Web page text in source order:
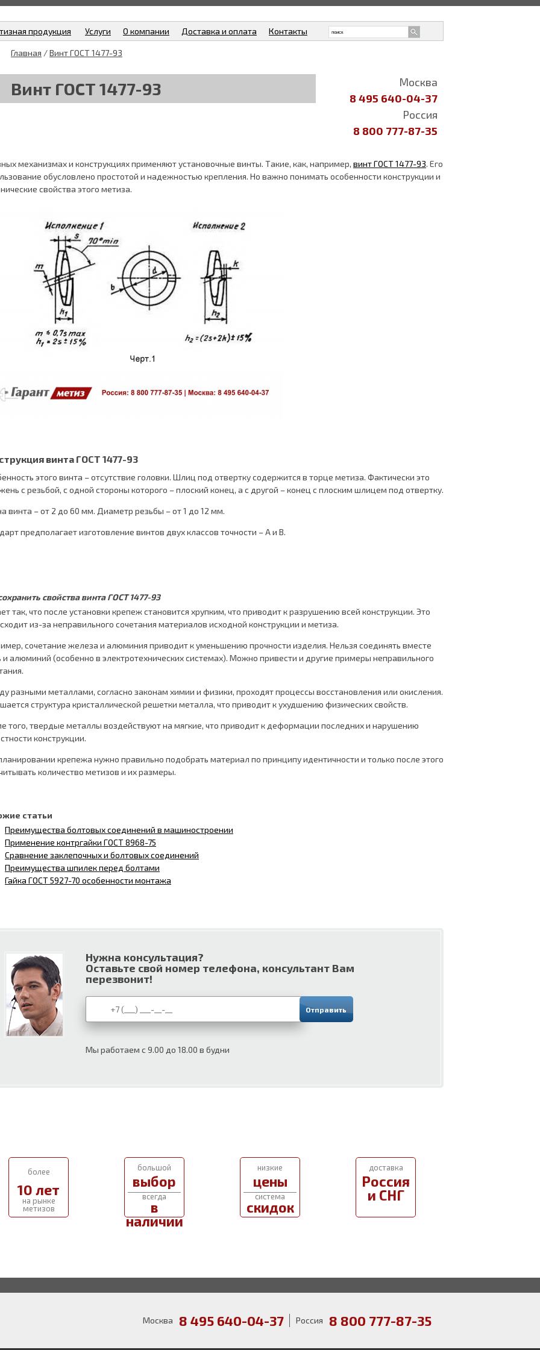
продукция Услуги О компании Доставка и оплата Контакты
Главная /Винт ГОСТ 1477-93
Винт ГОСТ 1477-93
Москва
8 495 640-04-37
Россия
8 800 777-87-35
механизмах и конструкциях применяют установочные винты. Такие, как, например, винт ГОСТ 1477-93. Его
обусловлено простотой и надежностью крепления. Но важно понимать особенности конструкции и
свойства этого метиза.
винта ГОСТ 1477-93
этого винта – отсутствие головки. Шлиц под отвертку содержится в торце метиза. Фактически это
с резьбой, с одной стороны которого – плоский конец, а с другой – конец с плоским шлицем под отвертку.
винта – от 2 до 60 мм. Диаметр резьбы – от 1 до 12 мм.
предполагает изготовление винтов двух классов точности – А и В.
свойства винта ГОСТ 1477-93
так, что после установки крепеж становится хрупким, что приводит к разрушению всей конструкции. Это
из-за неправильного сочетания материалов исходной конструкции и метиза.
сочетание железа и алюминия приводит к уменьшению прочности изделия. Нельзя соединять вместе
и алюминий (особенно в электротехнических системах). Можно привести и другие примеры неправильного
разными металлами, согласно законам химии и физики, проходят процессы восстановления или окисления.
структура кристаллической решетки металла, что приводит к ухудшению физических свойств.
того, твердые металлы воздействуют на мягкие, что приводит к деформации последних и нарушению
конструкции.
крепежа нужно правильно подобрать материал по принципу идентичности и только после этого
количество метизов и их размеры.
статьи
Преимущества болтовых соединений в машиностроении
Применение контргайки ГОСТ 8968-75
Сравнение заклепочных и болтовых соединений
Преимущества шпилек перед болтами
Гайка ГОСТ 5927-70 особенности монтажа
Нужна консультация?
Оставьте свой номер телефона, консультант Вам
перезвонит!
Мы работаем с 9.00 до 18.00 в будни
более
10 лет
на рынке
метизов
большой
выбор
всегда
в
наличии
низкие
цены
система
скидок
доставка
Россия
и СНГ
Москва 8 495 640-04-37 Россия 8 800 777-87-35